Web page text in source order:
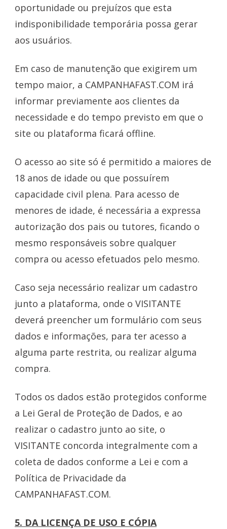
oportunidade ou prejuízos que esta
indisponibilidade temporária possa gerar
aos usuários.
Em caso de manutenção que exigirem um
tempo maior, a CAMPANHAFAST.COM irá
informar previamente aos clientes da
necessidade e do tempo previsto em que o
site ou plataforma ficará offline.
O acesso ao site só é permitido a maiores de
18 anos de idade ou que possuírem
capacidade civil plena. Para acesso de
menores de idade, é necessária a expressa
autorização dos pais ou tutores, ficando o
mesmo responsáveis sobre qualquer
compra ou acesso efetuados pelo mesmo.
Caso seja necessário realizar um cadastro
junto a plataforma, onde o VISITANTE
deverá preencher um formulário com seus
dados e informações, para ter acesso a
alguma parte restrita, ou realizar alguma
compra.
Todos os dados estão protegidos conforme
a Lei Geral de Proteção de Dados, e ao
realizar o cadastro junto ao site, o
VISITANTE concorda integralmente com a
coleta de dados conforme a Lei e com a
Política de Privacidade da
CAMPANHAFAST.COM.
5. DA LICENÇA DE USO E CÓPIA